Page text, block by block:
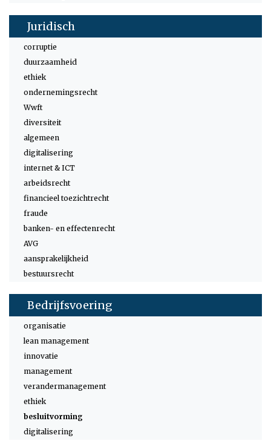
Juridisch
corruptie
duurzaamheid
ethiek
ondernemingsrecht
Wwft
diversiteit
algemeen
digitalisering
internet & ICT
arbeidsrecht
financieel toezichtrecht
fraude
banken- en effectenrecht
AVG
aansprakelijkheid
bestuursrecht
Bedrijfsvoering
organisatie
lean management
innovatie
management
verandermanagement
ethiek
besluitvorming
digitalisering